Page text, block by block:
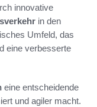
innovative
in den
Umfeld, das
eine verbesserte
eine entscheidende
und agiler macht.